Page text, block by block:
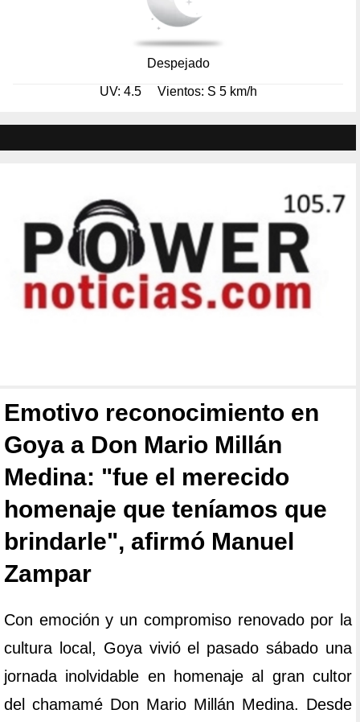
Despejado
UV: 4.5 Vientos: S 5 km/h
Emotivo reconocimiento en
Goya a Don Mario Millán
Medina: "fue el merecido
homenaje que teníamos que
brindarle", afirmó Manuel
Zampar
Con emoción y un compromiso renovado por la
cultura local, Goya vivió el pasado sábado una
jornada inolvidable en homenaje al gran cultor
del chamamé Don Mario Millán Medina. Desde